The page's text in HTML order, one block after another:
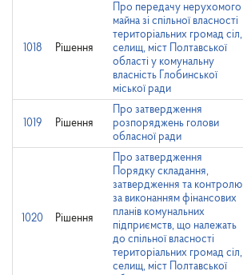
1018 Рішення
Про передачу нерухомого
майна зі спільної власності
територіальних громад сіл,
селищ, міст Полтавської
області у комунальну
власність Глобинської
міської ради
1019 Рішення
Про затвердження
розпоряджень голови
обласної ради
1020 Рішення
Про затвердження
Порядку складання,
затвердження та контролю
за виконанням фінансових
планів комунальних
підприємств, що належать
до спільної власності
територіальних громад сіл,
селищ, міст Полтавської